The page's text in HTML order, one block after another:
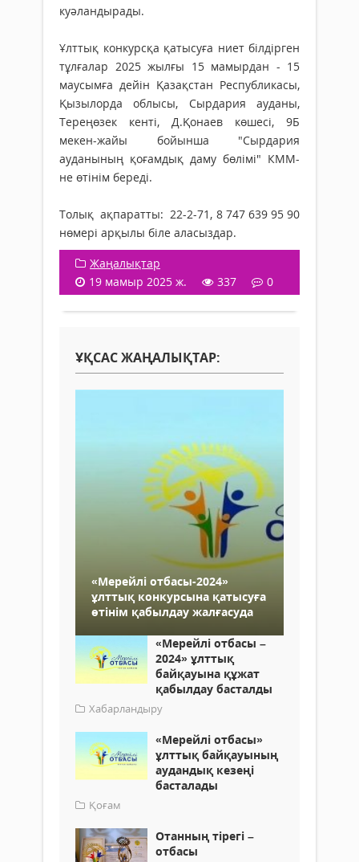
куәландырады.
Ұлттық конкурсқа қатысуға ниет білдірген
тұлғалар 2025 жылғы 15 мамырдан - 15
маусымға дейін Қазақстан Республикасы,
Қызылорда облысы, Сырдария ауданы,
Тереңөзек кенті, Д.Қонаев көшесі, 9Б
мекен-жайы бойынша "Сырдария
ауданының қоғамдық даму бөлімі" КММ-
не өтінім береді.
Толық ақпаратты: 22-2-71, 8 747 639 95 90
нөмері арқылы біле аласыздар.
Жаңалықтар
19 мамыр 2025 ж.
337 0
ҰҚСАС ЖАҢАЛЫҚТАР:
«Мерейлі отбасы-2024»
ұлттық конкурсына қатысуға
өтінім қабылдау жалғасуда
«Мерейлі отбасы –
2024» ұлттық
байқауына құжат
қабылдау басталды
Хабарландыру
«Мерейлі отбасы»
ұлттық байқауының
аудандық кезеңі
басталады
Қоғам
Отанның тірегі –
отбасы